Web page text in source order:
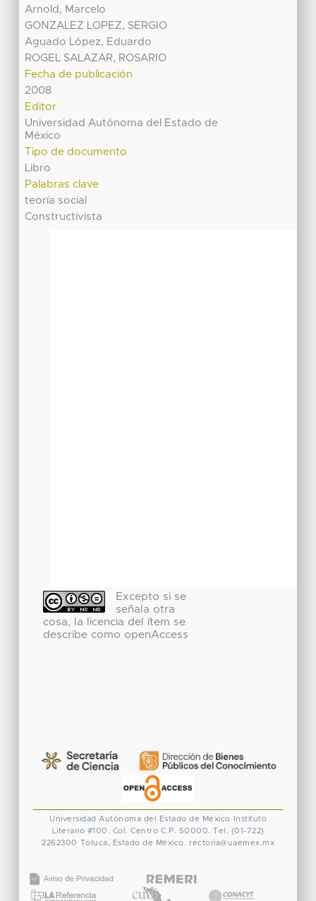
Arnold, Marcelo
GONZALEZ LOPEZ, SERGIO
Aguado López, Eduardo
ROGEL SALAZAR, ROSARIO
Fecha de publicación
2008
Editor
Universidad Autónoma del Estado de
México
Tipo de documento
Libro
Palabras clave
teoría social
Constructivista
Excepto si se
señala otra
cosa, la licencia del ítem se
describe como openAccess
Universidad Autónoma del Estado de México
Instituto
Literario #100. Col. Centro C.P. 50000. Tel. (01-722)
2262300 Toluca, Estado de México. rectoria@uaemex.mx